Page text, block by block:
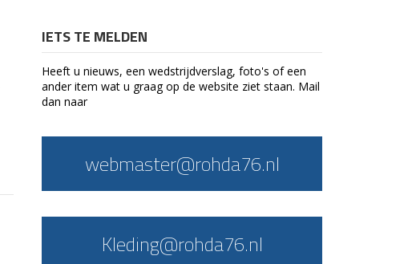
IETS TE MELDEN
Heeft u nieuws, een wedstrijdverslag, foto's of een
ander item wat u graag op de website ziet staan. Mail
dan naar
webmaster@rohda76.nl
Kleding@rohda76.nl